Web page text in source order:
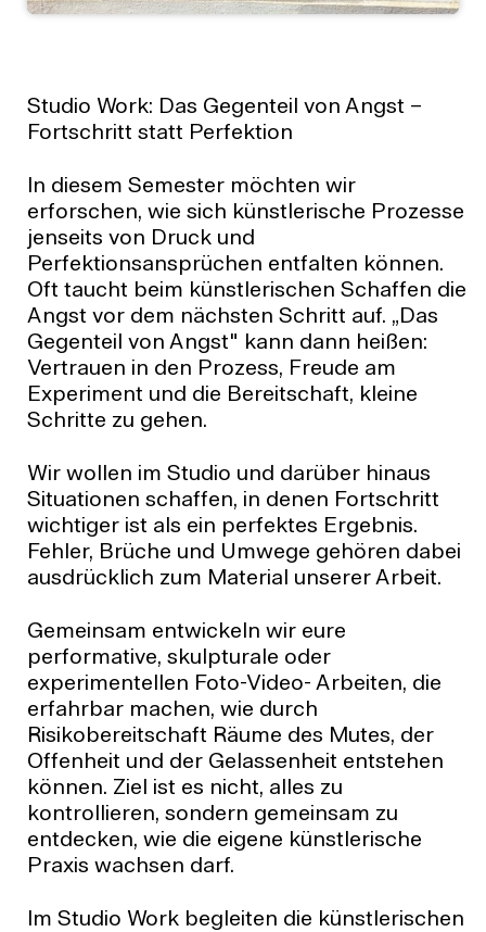
Studio Work: Das Gegenteil von Angst –
Fortschritt statt Perfektion
In diesem Semester möchten wir
erforschen, wie sich künstlerische Prozesse
jenseits von Druck und
Perfektionsansprüchen entfalten können.
Oft taucht beim künstlerischen Schaffen die
Angst vor dem nächsten Schritt auf. „Das
Gegenteil von Angst" kann dann heißen:
Vertrauen in den Prozess, Freude am
Experiment und die Bereitschaft, kleine
Schritte zu gehen.
Wir wollen im Studio und darüber hinaus
Situationen schaffen, in denen Fortschritt
wichtiger ist als ein perfektes Ergebnis.
Fehler, Brüche und Umwege gehören dabei
ausdrücklich zum Material unserer Arbeit.
Gemeinsam entwickeln wir eure
performative, skulpturale oder
experimentellen Foto-Video- Arbeiten, die
erfahrbar machen, wie durch
Risikobereitschaft Räume des Mutes, der
Offenheit und der Gelassenheit entstehen
können. Ziel ist es nicht, alles zu
kontrollieren, sondern gemeinsam zu
entdecken, wie die eigene künstlerische
Praxis wachsen darf.
Im Studio Work begleiten die künstlerischen